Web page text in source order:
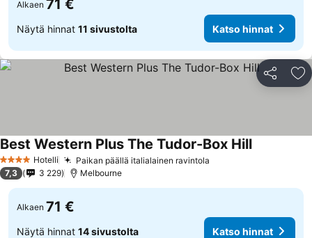
Alkaen 71 €
Näytä hinnat 11 sivustolta Katso hinnat
Jaa
4 Tähtiluokitus
Hotelli Paikan päällä italialainen ravintola
Best Western Plus The Tudor-Box Hill
7,3 3 229 Melbourne
Alkaen 71 €
Näytä hinnat 14 sivustolta Katso hinnat